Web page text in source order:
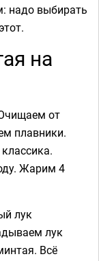
надо выбирать
на
от
плавники.
Жарим 4
лук
лук
Всё